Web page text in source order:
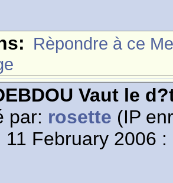
Rèpondre à ce
Vaut le
par: rosette (IP
11 February 2006 :